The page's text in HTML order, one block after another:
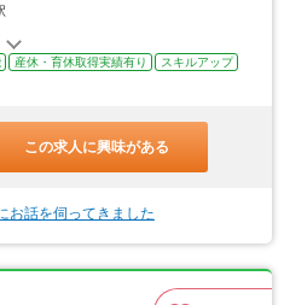
産休・育休取得実績有り
スキルアップ
この求人に興味がある
お話を伺ってきました